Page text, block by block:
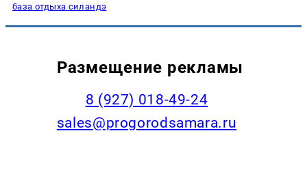
база отдыха силандэ
Размещение рекламы
8 (927) 018-49-24
sales@progorodsamara.ru